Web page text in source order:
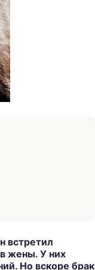
встретил
жены. У них
Но вскоре брак